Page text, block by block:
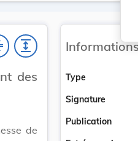
expand
des
de
Type
Signature
Publication